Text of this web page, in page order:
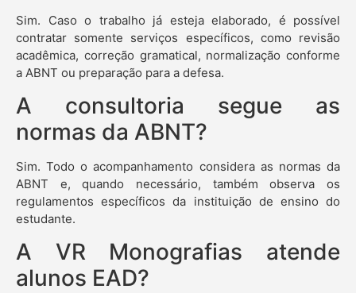
Sim. Caso o trabalho já esteja elaborado, é possível
contratar somente serviços específicos, como revisão
acadêmica, correção gramatical, normalização conforme
a ABNT ou preparação para a defesa.
A consultoria segue as
normas da ABNT?
Sim. Todo o acompanhamento considera as normas da
ABNT e, quando necessário, também observa os
regulamentos específicos da instituição de ensino do
estudante.
A VR Monografias atende
alunos EAD?